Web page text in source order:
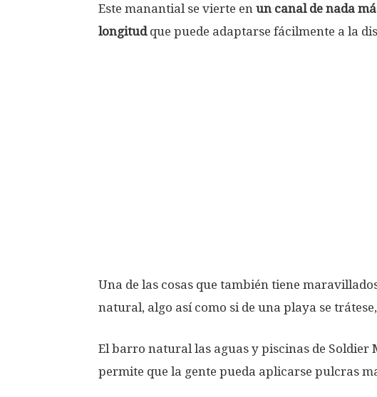
Este manantial se vierte en un canal de nada
longitud que puede adaptarse fácilmente a la
Una de las cosas que también tiene
natural, algo así como si de una playa se
El barro natural las aguas y piscinas de Soldier
permite que la gente pueda aplicarse pulcras